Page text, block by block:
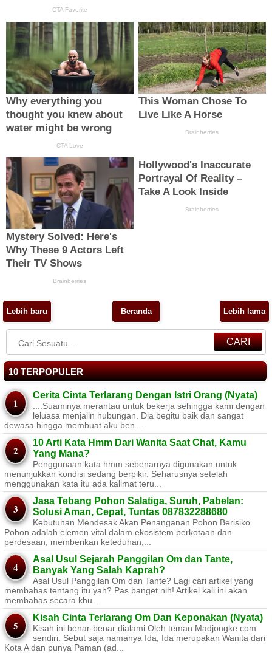
Lebih baru Lebih lama
Beranda
CARI
10 TERPOPULER
Cerita Cinta Terlarang Dengan Istri Orang (Nyata)
....Suaminya merantau untuk bekerja sehingga kami dengan
leluasa menjalin hubungan. Dia begitu baik dan sangat
dewasa hingga membuat aku ben...
10 Arti Kata Hmm Dari Wanita Saat Chat, Kamu
Yang Mana?
Penggunaan kata hmm sebenarnya digunakan untuk
menunjukkan kondisi sedang berpikir. Seharusnya setelah
menggunakan kata itu ada kalimat teru...
Jasa Tebang Pohon Salatiga, Suruh, Pabelan:
Solusi Aman, Cepat, Tuntas 087832288680
Kebutuhan Mendesak Akan Penanganan Pohon Berisiko ​
Pohon adalah elemen vital dalam ekosistem perkotaan dan
perdesaan, memberikan keteduhan,...
Asal Usul Sejarah Panggilan Om dan Tante,
Banyak Yang Salah Kaprah?
Asal Usul Panggilan Om dan Tante? Lagi cari artikel yang
membahas tentang itu yah? Pas banget nih! Artikel kali ini akan
membahas secara khu...
Kisah Cinta Terlarang Om Dan Keponakan (Nyata)
Kisah ini benar-benar dialami Oleh teman Madjongke.com
sendiri. Sebut saja namanya Ida, Ida merupakan Wanita dari
Kota A dan punya Paman (ad...